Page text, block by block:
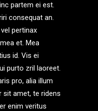
partem ei est.
consequat an.
pertinax
et. Mea
id. Vis ei
purto zril laoreet.
pro, alia illum
sit amet, te ridens
enim veritus